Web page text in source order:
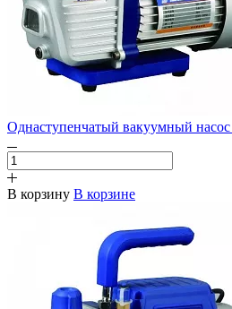
Однаступенчатый вакуумный
В корзину В корзине